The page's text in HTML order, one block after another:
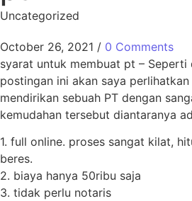
Uncategorized
October 26, 2021 / 0 Comments
syarat untuk membuat pt –
postingan ini akan saya
mendirikan sebuah PT dengan
kemudahan tersebut diantaranya
1. full online. proses sangat kilat,
beres.
2. biaya hanya 50ribu saja
3. tidak perlu notaris